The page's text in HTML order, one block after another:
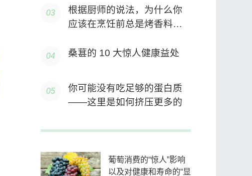
根据厨师的说法，为什么你
应该在烹饪前总是烤香料以
桑葚的 10 大惊人健康益处
你可能没有吃足够的蛋白质
——这里是如何挤压更多的
葡萄消费的“惊人”影响
以及对健康和寿命的“显